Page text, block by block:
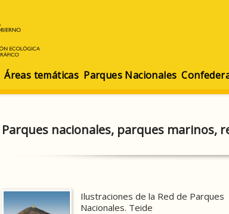
Áreas temáticas Parques Nacionales
Parques nacionales, parques marinos,
Ilustraciones de la Red de Parques
Nacionales. Teide